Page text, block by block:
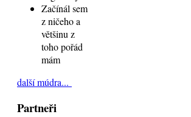
Začínál sem
z ničeho a
většinu z
toho pořád
mám
další múdra...
Partneři